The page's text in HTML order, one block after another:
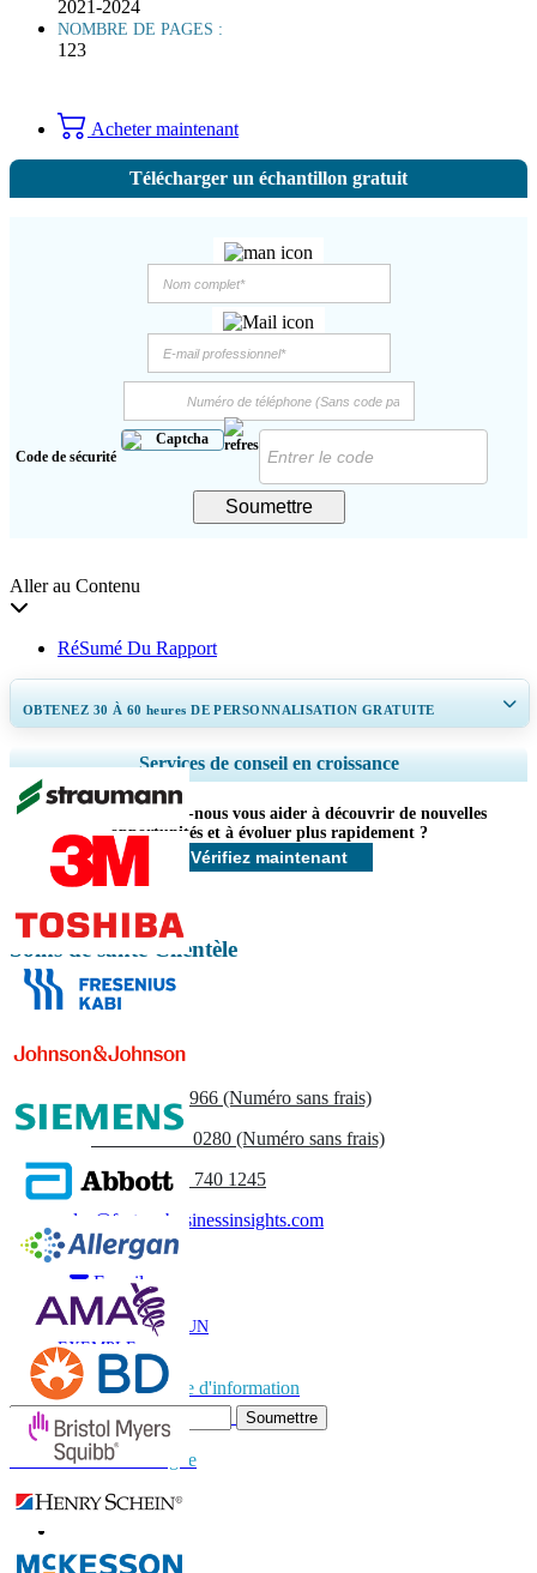
2021-2024
NOMBRE DE PAGES :
123
Acheter maintenant
Télécharger un échantillon gratuit
Code de sécurité
Soumettre
Aller au Contenu
RéSumé Du Rapport
OBTENEZ 30 À 60heures DE PERSONNALISATION GRATUITE
Ampliar a cobertura regional e por país, Análise de segmentos, Perfis de
empresas, Benchmarking competitivo, e insights sobre o usuário final.
Personnaliser maintenant
Services de conseil en croissance
Comment pouvons-nous vous aider à découvrir de nouvelles
opportunités et à évoluer plus rapidement ?
Vérifiez maintenant
Soins de santé Clientèle
Contactez-nous
US
+1 833 909 2966 (Numéro sans frais)
+44 808 502 0280 (Numéro sans frais)
(APAC) +91 744 740 1245
sales@fortunebusinessinsights.com
Appel
E-mail
TÉLÉCHARGER UN
EXEMPLE
Abonnez-vous à la lettre d'information
Soumettre
Faites confiance en ligne